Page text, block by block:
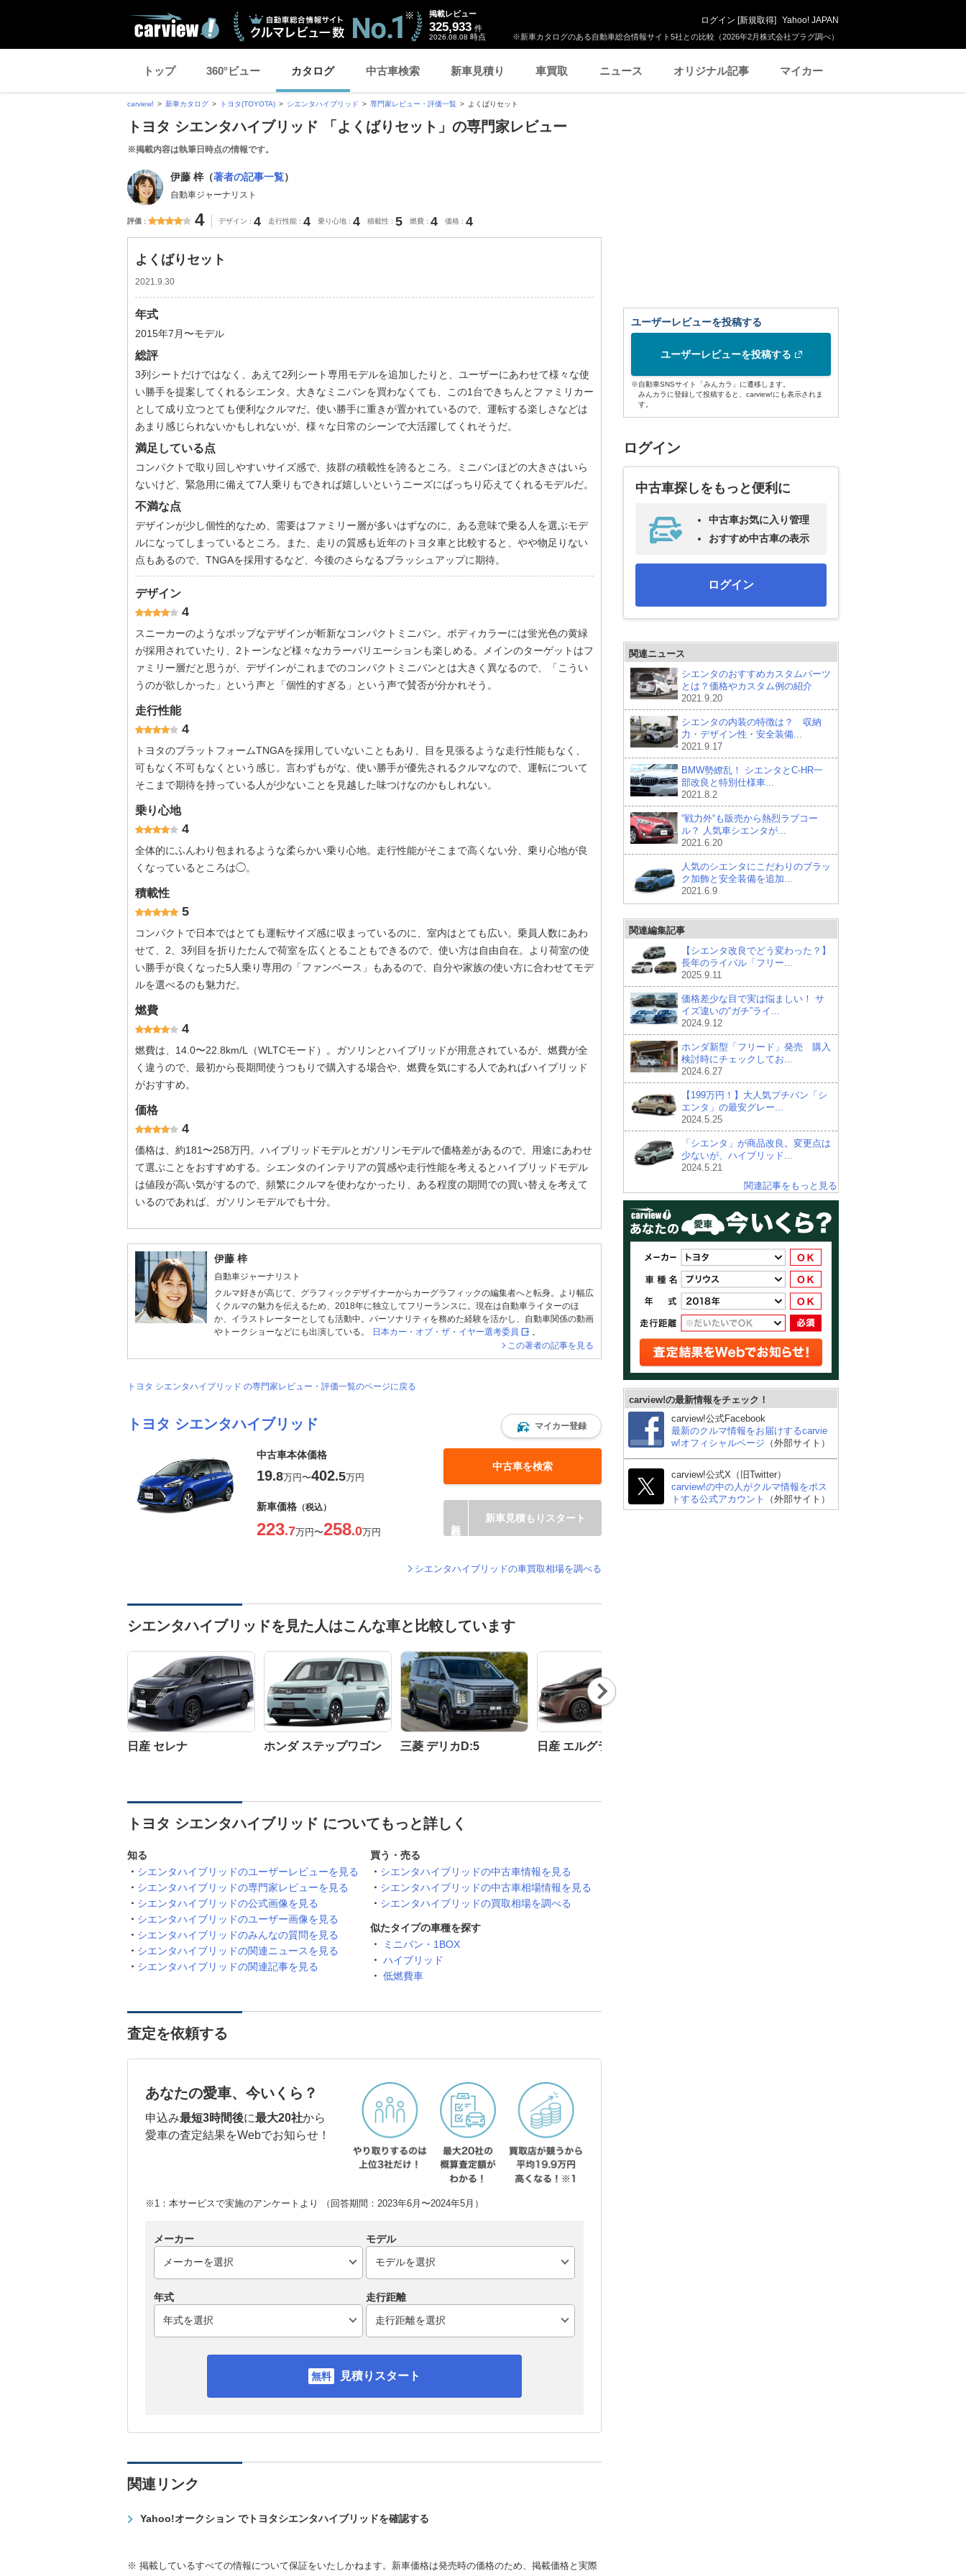
※新車カタログのある自動車総合情報サイト5社との比較（2026年2月株式会社プラグ調べ）
掲載レビュー
325,933 件
2026.08.08 時点
ログイン [新規取得] Yahoo! JAPAN
トップ 360°ビュー カタログ 中古車検索 新車見積り 車買取 ニュース オリジナル記事 マイカー
carview! 新車カタログ トヨタ(TOYOTA) シエンタハイブリッド 専門家レビュー・評価一覧 よくばりセット
トヨタ シエンタハイブリッド 「よくばりセット」の専門家レビュー
※掲載内容は執筆日時点の情報です。
伊藤 梓（著者の記事一覧）
自動車ジャーナリスト
評価 4 デザイン 4 走行性能 4 乗り心地 4 積載性 5 燃費 4 価格 4
よくばりセット
2021.9.30
年式
2015年7月〜モデル
総評
3列シートだけではなく、あえて2列シート専用モデルを追加したりと、ユーザーにあわせて様々な使
い勝手を提案してくれるシエンタ。大きなミニバンを買わなくても、この1台できちんとファミリカー
として成り立つとても便利なクルマだ。使い勝手に重きが置かれているので、運転する楽しさなどは
あまり感じられないかもしれないが、様々な日常のシーンで大活躍してくれそうだ。
満足している点
コンパクトで取り回しやすいサイズ感で、抜群の積載性を誇るところ。ミニバンほどの大きさはいら
ないけど、緊急用に備えて7人乗りもできれば嬉しいというニーズにばっちり応えてくれるモデルだ。
不満な点
デザインが少し個性的なため、需要はファミリー層が多いはずなのに、ある意味で乗る人を選ぶモデ
ルになってしまっているところ。また、走りの質感も近年のトヨタ車と比較すると、やや物足りない
点もあるので、TNGAを採用するなど、今後のさらなるブラッシュアップに期待。
デザイン
4
スニーカーのようなポップなデザインが斬新なコンパクトミニバン。ボディカラーには蛍光色の黄緑
が採用されていたり、2トーンなど様々なカラーバリエーションも楽しめる。メインのターゲットはフ
ァミリー層だと思うが、デザインがこれまでのコンパクトミニバンとは大きく異なるので、「こうい
うのが欲しかった」という声と「個性的すぎる」という声で賛否が分かれそう。
走行性能
4
トヨタのプラットフォームTNGAを採用していないこともあり、目を見張るような走行性能もなく、
可もなく不可もなくという感じ。言わずもがな、使い勝手が優先されるクルマなので、運転について
そこまで期待を持っている人が少ないことを見越した味つけなのかもしれない。
乗り心地
4
全体的にふんわり包まれるような柔らかい乗り心地。走行性能がそこまで高くない分、乗り心地が良
くなっているところは◯。
積載性
5
コンパクトで日本ではとても運転サイズ感に収まっているのに、室内はとても広い。乗員人数にあわ
せて、2、3列目を折りたたんで荷室を広くとることもできるので、使い方は自由自在。より荷室の使
い勝手が良くなった5人乗り専用の「ファンベース」もあるので、自分や家族の使い方に合わせてモデ
ルを選べるのも魅力だ。
燃費
4
燃費は、14.0〜22.8km/L（WLTCモード）。ガソリンとハイブリッドが用意されているが、燃費が全
く違うので、最初から長期間使うつもりで購入する場合や、燃費を気にする人であればハイブリッド
がおすすめ。
価格
4
価格は、約181〜258万円。ハイブリッドモデルとガソリンモデルで価格差があるので、用途にあわせ
て選ぶことをおすすめする。シエンタのインテリアの質感や走行性能を考えるとハイブリッドモデル
は値段が高い気がするので、頻繁にクルマを使わなかったり、ある程度の期間での買い替えを考えて
いるのであれば、ガソリンモデルでも十分。
伊藤 梓
自動車ジャーナリスト
クルマ好きが高じて、グラフィックデザイナーからカーグラフィックの編集者へと転身。より幅広
くクルマの魅力を伝えるため、2018年に独立してフリーランスに。現在は自動車ライターのほ
か、イラストレーターとしても活動中。パーソナリティを務めた経験を活かし、自動車関係の動画
やトークショーなどにも出演している。
日本カー・オブ・ザ・イヤー選考委員
。
この著者の記事を見る
トヨタ シエンタハイブリッド の専門家レビュー・評価一覧のページに戻る
トヨタ シエンタハイブリッド マイカー登録
中古車本体価格
19.8万円〜402.5万円
中古車を検索
新車価格 （税込）
223.7万円〜258.0万円
新車見積もりスタート
シエンタハイブリッドの車買取相場を調べる
シエンタハイブリッドを見た人はこんな車と比較しています
日産 セレナ ホンダ ステップワゴン 三菱 デリカD:5 日産 エルグランド
Nex
t
トヨタ シエンタハイブリッド についてもっと詳しく
知る
シエンタハイブリッドのユーザーレビューを見る
シエンタハイブリッドの専門家レビューを見る
シエンタハイブリッドの公式画像を見る
シエンタハイブリッドのユーザー画像を見る
シエンタハイブリッドのみんなの質問を見る
シエンタハイブリッドの関連ニュースを見る
シエンタハイブリッドの関連記事を見る
買う・売る
シエンタハイブリッドの中古車情報を見る
シエンタハイブリッドの中古車相場情報を見る
シエンタハイブリッドの買取相場を調べる
似たタイプの車種を探す
ミニバン・1BOX
ハイブリッド
低燃費車
査定を依頼する
あなたの愛車、今いくら？
申込み最短3時間後に最大20社から
愛車の査定結果をWebでお知らせ！
※1：本サービスで実施のアンケートより （回答期間：2023年6月〜2024年5月）
メーカー モデル
年式 走行距離
見積りスタート
関連リンク
Yahoo!オークション でトヨタシエンタハイブリッドを確認する
※ 掲載しているすべての情報について保証をいたしかねます。新車価格は発売時の価格のため、掲載価格と実際
ユーザーレビューを投稿する
ユーザーレビューを投稿する
※自動車SNSサイト「みんカラ」に遷移します。
みんカラに登録して投稿すると、carview!にも表示されま
す。
ログイン
中古車探しをもっと便利に
中古車お気に入り管理
おすすめ中古車の表示
ログイン
関連ニュース
シエンタのおすすめカスタムパーツ
とは？価格やカスタム例の紹介
2021.9.20
シエンタの内装の特徴は？ 収納
力・デザイン性・安全装備...
2021.9.17
BMW勢繚乱！ シエンタとC-HR一
部改良と特別仕様車...
2021.8.2
“戦力外“も販売から熱烈ラブコー
ル？ 人気車シエンタが...
2021.6.20
人気のシエンタにこだわりのブラッ
ク加飾と安全装備を追加...
2021.6.9
関連編集記事
【シエンタ改良でどう変わった？】
長年のライバル「フリー...
2025.9.11
価格差少な目で実は悩ましい！ サ
イズ違いの“ガチ”ライ...
2024.9.12
ホンダ新型「フリード」発売 購入
検討時にチェックしてお...
2024.6.27
【199万円！】大人気プチバン「シ
エンタ」の最安グレー...
2024.5.25
「シエンタ」が商品改良。変更点は
少ないが、ハイブリッド...
2024.5.21
関連記事をもっと見る
carview!の最新情報をチェック！
carview!公式Facebook
最新のクルマ情報をお届けするcarvie
w!オフィシャルページ （外部サイト）
carview!公式X（旧Twitter）
carview!の中の人がクルマ情報をポス
トする公式アカウント
（外部サイト）